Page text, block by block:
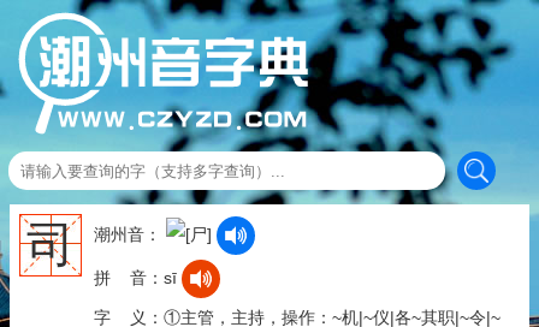
司 潮州音：
拼 音：sī
字 义：①主管，主持，操作：~机|~仪|各~其职|~令|~